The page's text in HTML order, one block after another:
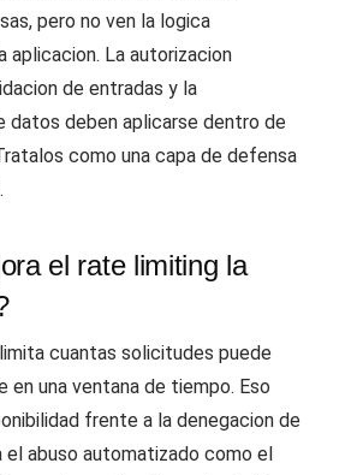
pero no ven la logica
aplicacion. La autorizacion
de entradas y la
datos deben aplicarse dentro de
como una capa de defensa
el rate limiting la
cuantas solicitudes puede
en una ventana de tiempo. Eso
frente a la denegacion de
el abuso automatizado como el